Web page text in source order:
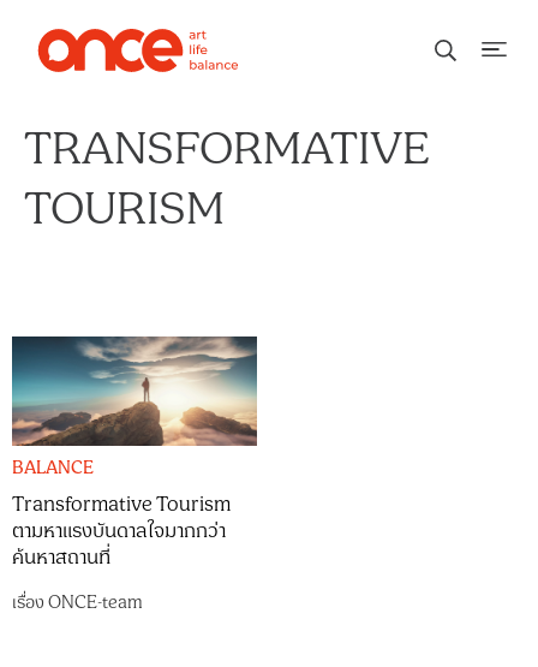
TRANSFORMATIVE
TOURISM
BALANCE
Transformative Tourism
ตามหาแรงบันดาลใจมากกว่า
ค้นหาสถานที่
เรื่องONCE-team